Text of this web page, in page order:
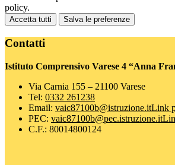
policy.
Accetta tutti Salva le preferenze
Contatti
Istituto Comprensivo Varese 4 “Anna
Via Carnia 155 – 21100 Varese
Tel: 0332 261238
Email: vaic87100b@istruzione.itLink
PEC: vaic87100b@pec.istruzione.it
C.F.: 80014800124